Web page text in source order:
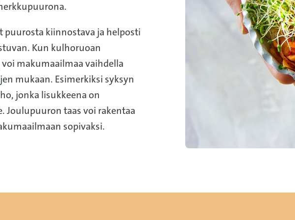
puurosta kiinnostava ja helposti
Kun kulhoruoan
makumaailmaa vaihdella
mukaan. Esimerkiksi syksyn
jonka lisukkeena on
Joulupuuron taas voi rakentaa
sopivaksi.